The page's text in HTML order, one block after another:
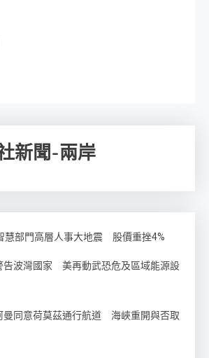
新聞-兩岸
慧部門高層人事大地震 股價重挫4%
告波灣國家 美再動武恐危及區域能源設
曼同意荷莫茲通行航道 海峽重開與否取